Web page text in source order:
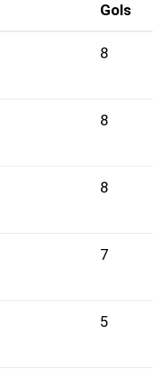
Gols
8
8
8
7
5